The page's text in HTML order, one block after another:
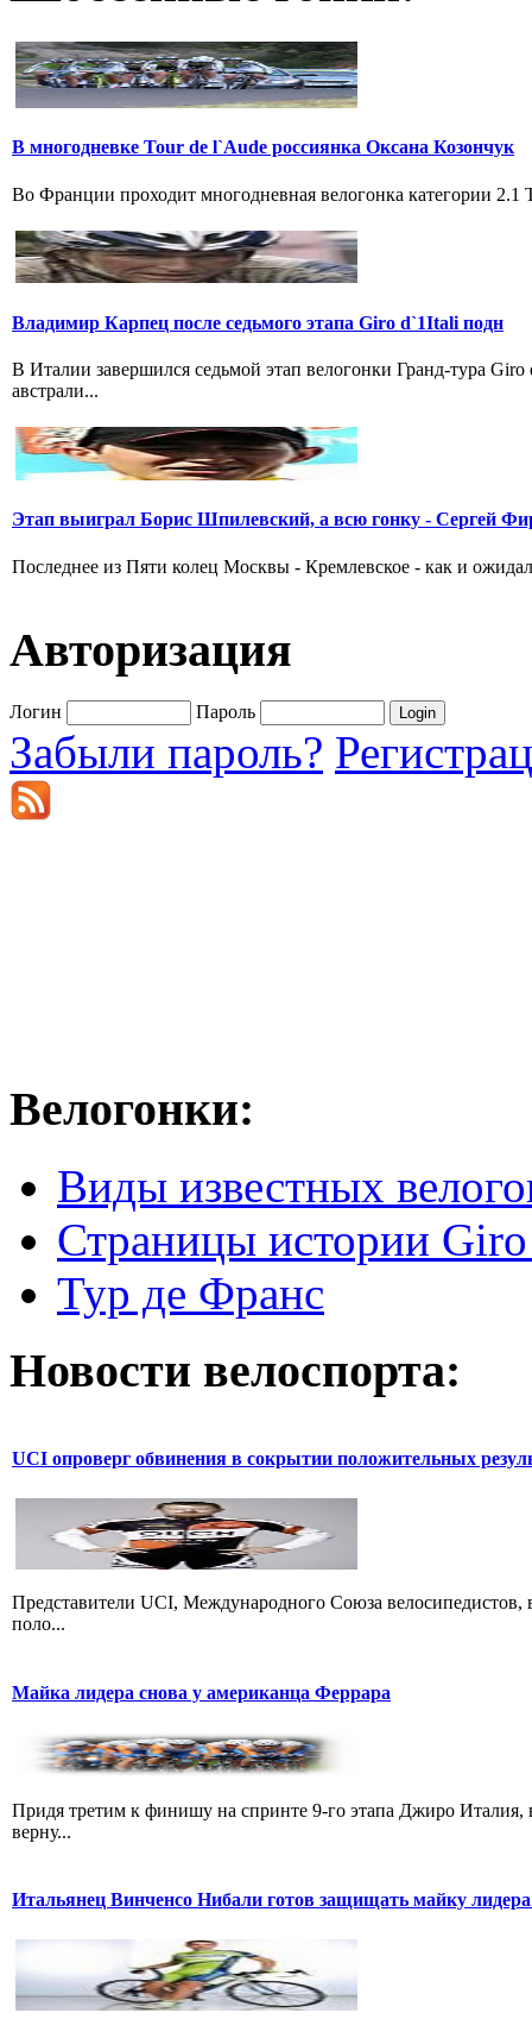
В многодневке Tour de l`Aude россиянка Оксана Козончук
Во Франции проходит многодневная велогонка категории
Владимир Карпец после седьмого этапа Giro d`1Itali подн
В Италии завершился седьмой этап велогонки Гранд-тура
австрали...
Этап выиграл Борис Шпилевский, а всю гонку - Сергей
Последнее из Пяти колец Москвы - Кремлевское - как и
Авторизация
Логин Пароль
Забыли пароль?
Велогонки:
Виды известных
Страницы истории
Тур де Франс
Новости велоспорта:
UCI опроверг обвинения в сокрытии положительных
Представители UCI, Международного Союза
поло...
Майка лидера снова у американца Феррара
Придя третим к финишу на спринте 9-го этапа Джиро
верну...
Итальянец Винченсо Нибали готов защищать майку